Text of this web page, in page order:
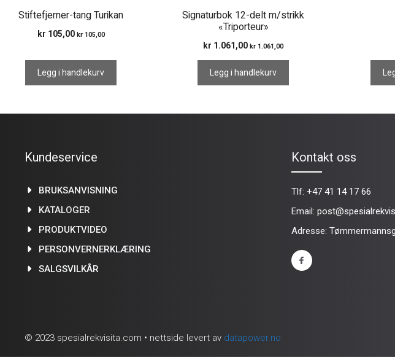
Stiftefjerner-tang Turikan
kr 105,00 kr105,00
Legg i handlekurv
Signaturbok 12-delt m/strikk
«Triporteur»
kr 1.061,00 kr 1.061,00
Legg i handlekurv
Kundeservice
BRUKSANVISNING
KATALOGER
PRODUKTVIDEO
PERSONVERNERKLÆRING
SALGSVILKÅR
Kontakt oss
Tlf: +47 41 14 17 66
Email:
Adresse:
© 2023 spesialrekvisita.com • nettside levert av datapower.no